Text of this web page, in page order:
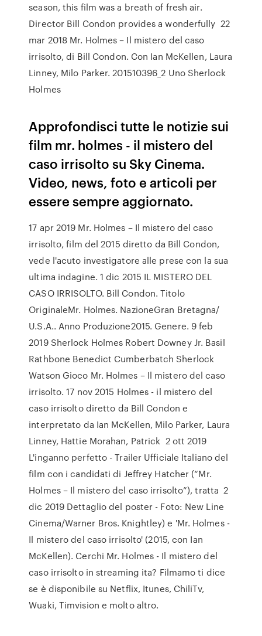
season, this film was a breath of fresh air.
Director Bill Condon provides a wonderfully 22
mar 2018 Mr. Holmes – Il mistero del caso
irrisolto, di Bill Condon. Con Ian McKellen, Laura
Linney, Milo Parker. 201510396_2 Uno Sherlock
Holmes
Approfondisci tutte le notizie sui
film mr. holmes - il mistero del
caso irrisolto su Sky Cinema.
Video, news, foto e articoli per
essere sempre aggiornato.
17 apr 2019 Mr. Holmes – Il mistero del caso
irrisolto, film del 2015 diretto da Bill Condon,
vede l'acuto investigatore alle prese con la sua
ultima indagine. 1 dic 2015 IL MISTERO DEL
CASO IRRISOLTO. Bill Condon. Titolo
OriginaleMr. Holmes. NazioneGran Bretagna/
U.S.A.. Anno Produzione2015. Genere. 9 feb
2019 Sherlock Holmes Robert Downey Jr. Basil
Rathbone Benedict Cumberbatch Sherlock
Watson Gioco Mr. Holmes – Il mistero del caso
irrisolto. 17 nov 2015 Holmes - il mistero del
caso irrisolto diretto da Bill Condon e
interpretato da Ian McKellen, Milo Parker, Laura
Linney, Hattie Morahan, Patrick 2 ott 2019
L'inganno perfetto - Trailer Ufficiale Italiano del
film con i candidati di Jeffrey Hatcher (“Mr.
Holmes – Il mistero del caso irrisolto”), tratta 2
dic 2019 Dettaglio del poster - Foto: New Line
Cinema/Warner Bros. Knightley) e 'Mr. Holmes -
Il mistero del caso irrisolto' (2015, con Ian
McKellen). Cerchi Mr. Holmes - Il mistero del
caso irrisolto in streaming ita? Filmamo ti dice
se è disponibile su Netflix, Itunes, ChiliTv,
Wuaki, Timvision e molto altro.